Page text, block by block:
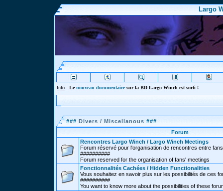
Largo
Info : Lenouveau documentairesur la BD Largo Winch est sorti !
### Divers / Miscellanous ###
Forum
Rencontres Largo Winch / Largo Winch Meetings
Forum réservé pour l'organisation de rencontres entre fans
##########
Forum reserved for the organisation of fans' meetings
Fonctionnalités Cachées / Hidden Functionalities
Vous souhaitez en savoir plus sur les possibilités de ces
##########
You want to know more about the possibilities of these